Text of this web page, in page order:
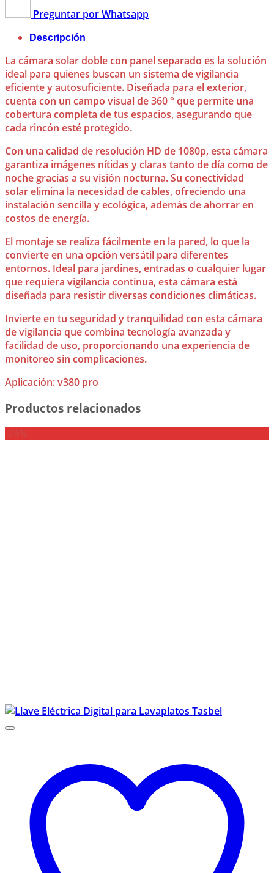
Preguntar por Whatsapp
Descripción
La cámara solar doble con panel separado es la solución
ideal para quienes buscan un sistema de vigilancia
eficiente y autosuficiente. Diseñada para el exterior,
cuenta con un campo visual de 360 ° que permite una
cobertura completa de tus espacios, asegurando que
cada rincón esté protegido.
Con una calidad de resolución HD de 1080p, esta cámara
garantiza imágenes nítidas y claras tanto de día como de
noche gracias a su visión nocturna. Su conectividad
solar elimina la necesidad de cables, ofreciendo una
instalación sencilla y ecológica, además de ahorrar en
costos de energía.
El montaje se realiza fácilmente en la pared, lo que la
convierte en una opción versátil para diferentes
entornos. Ideal para jardines, entradas o cualquier lugar
que requiera vigilancia continua, esta cámara está
diseñada para resistir diversas condiciones climáticas.
Invierte en tu seguridad y tranquilidad con esta cámara
de vigilancia que combina tecnología avanzada y
facilidad de uso, proporcionando una experiencia de
monitoreo sin complicaciones.
Aplicación: v380 pro
Productos relacionados